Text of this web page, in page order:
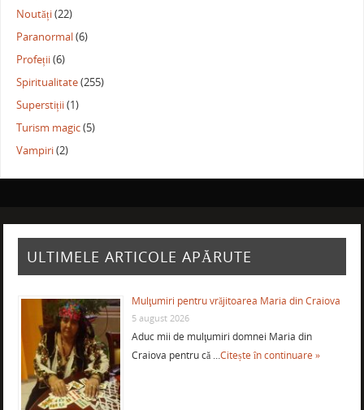
Noutăți(22)
Paranormal(6)
Profeții(6)
Spiritualitate(255)
Superstiții(1)
Turism magic(5)
Vampiri(2)
ULTIMELE ARTICOLE APĂRUTE
Mulţumiri pentru vrăjitoarea Maria din Craiova
5 august 2026
Aduc mii de mulţumiri domnei Maria din
Craiova pentru că …Citește în continuare »